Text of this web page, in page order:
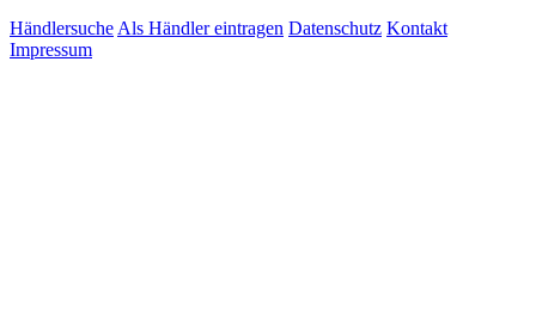
Händlersuche Als Händler eintragen Datenschutz Kontakt
Impressum